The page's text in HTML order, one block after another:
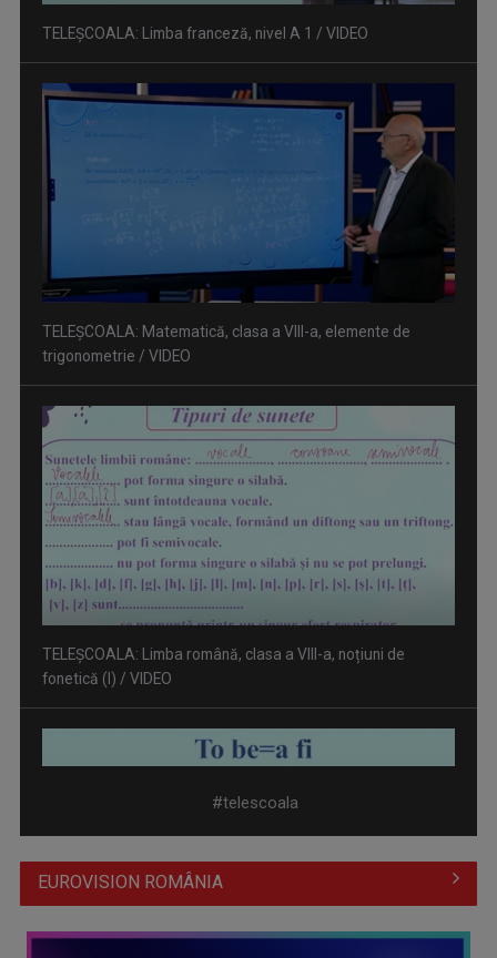
TELEȘCOALA: Matematică, clasa a VIII-a, elemente de
trigonometrie / VIDEO
TELEȘCOALA: Limba română, clasa a VIII-a, noțiuni de
fonetică (I) / VIDEO
TELEȘCOALA: Limba engleză, lecția 6, nivel A 1 / VIDEO
#telescoala
EUROVISION ROMÂNIA